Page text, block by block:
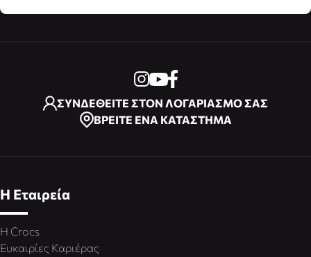
ΣΥΝΔΕΘΕΙΤΕ ΣΤΟΝ ΛΟΓΑΡΙΑΣΜΟ ΣΑΣ
ΒΡΕΙΤΕ ΕΝΑ ΚΑΤΑΣΤΗΜΑ
Η Εταιρεία
Η Crocs
Ευκαιρίες Καριέρας